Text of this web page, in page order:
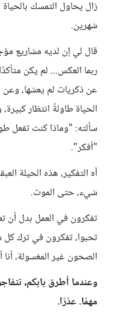
زال يحاول التمسك
شهرين.
قال لي إن لديه مشاريع
ربما العكس... لم يكن
عن ذكريات لم يعشها،
الحياة طاولةُ انتظار
سألته: "وماذا كنت تفعل
"أفكر".
آه التفكير، هذه الحيلة
شيء، حتى الموت.
تفكرون في العمل بدل أن
تحبوا، تفكرون في ترك
الصحون غير المغسولة،
وعندما أطرق بابكم،
مهمًا. عذرًا.